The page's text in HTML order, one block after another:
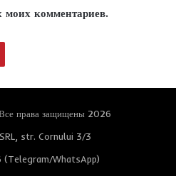
моих комментариев.
права защищены 2026
str. Cornului 3/3
WhatsApp)